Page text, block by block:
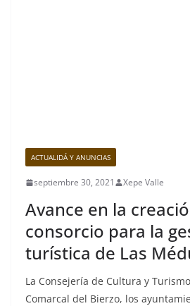
ACTUALIDÁ Y ANUNCIAS
septiembre 30, 2021 Xepe Valle
Avance en la
consorcio para la
turística de Las
La Consejería de Cultura y
Comarcal del Bierzo, los